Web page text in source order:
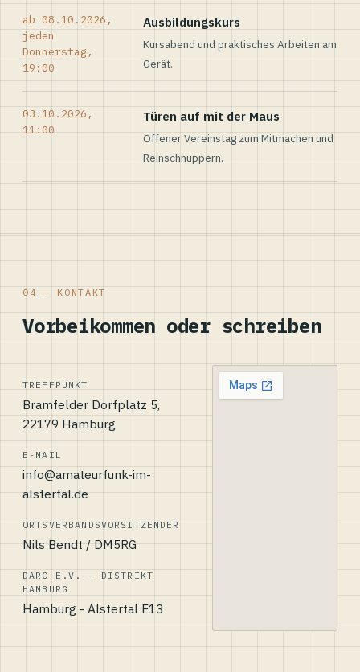
ab 08.10.2026,
jeden
Donnerstag,
19:00
Ausbildungskurs
Kursabend und praktisches Arbeiten am
Gerät.
03.10.2026,
11:00
Türen auf mit der Maus
Offener Vereinstag zum Mitmachen und
Reinschnuppern.
04 — KONTAKT
Vorbeikommen oder schreiben
TREFFPUNKT
Bramfelder Dorfplatz 5,
22179 Hamburg
E-MAIL
info@amateurfunk-im-
alstertal.de
ORTSVERBANDSVORSITZENDER
Nils Bendt / DM5RG
DARC E.V. - DISTRIKT
HAMBURG
Hamburg - Alstertal E13